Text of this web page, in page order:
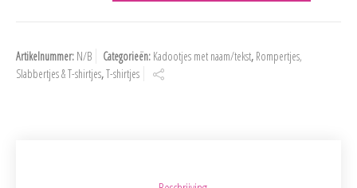
Artikelnummer: N/B Categorieën: Kadootjes met naam/tekst, Rompertjes,
Slabbertjes & T-shirtjes,T-shirtjes